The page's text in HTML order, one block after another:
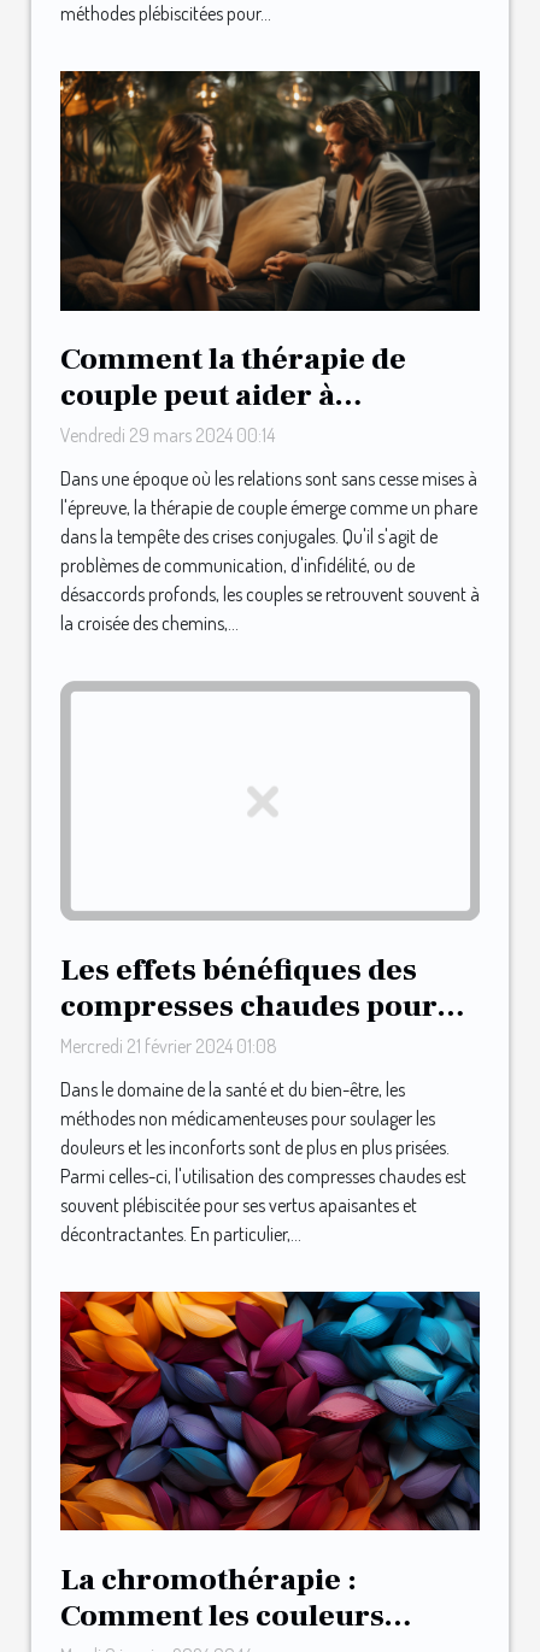
méthodes plébiscitées pour...
Comment la thérapie de
couple peut aider à
surmonter les crises
conjugales
Vendredi 29 mars 2024 00:14
Dans une époque où les relations sont sans cesse mises à
l'épreuve, la thérapie de couple émerge comme un phare
dans la tempête des crises conjugales. Qu'il s'agit de
problèmes de communication, d'infidélité, ou de
désaccords profonds, les couples se retrouvent souvent à
la croisée des chemins,...
Les effets bénéfiques des
compresses chaudes pour
soulager le vasospasme du
mamelon
Mercredi 21 février 2024 01:08
Dans le domaine de la santé et du bien-être, les
méthodes non médicamenteuses pour soulager les
douleurs et les inconforts sont de plus en plus prisées.
Parmi celles-ci, l'utilisation des compresses chaudes est
souvent plébiscitée pour ses vertus apaisantes et
décontractantes. En particulier,...
La chromothérapie :
Comment les couleurs